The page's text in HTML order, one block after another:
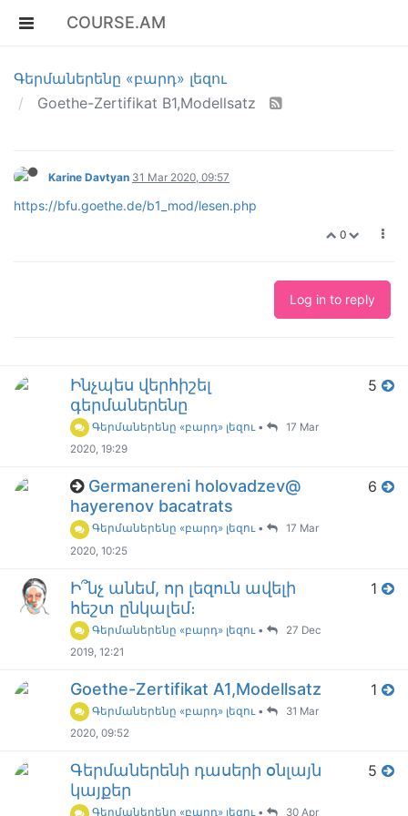
COURSE.AM
Գերմաներենը «բարդ» լեզու
Goethe-Zertifikat B1,Modellsatz
Karine Davtyan 31 Mar 2020, 09:57
https://bfu.goethe.de/b1_mod/lesen.php
0
Log in to reply
Ինչպես վերհիշել
գերմաներենը
Գերմաներենը «բարդ» լեզու•
17 Mar
2020, 19:29
5
Germanereni holovadzev@
hayerenov bacatrats
Գերմաներենը «բարդ» լեզու•
17 Mar
2020, 10:25
6
Ի՞նչ անեմ, որ լեզուն ավելի
հեշտ ընկալեմ։
Գերմաներենը «բարդ» լեզու •
27 Dec
2019, 12:21
1
Goethe-Zertifikat A1,Modellsatz
Գերմաներենը «բարդ» լեզու•
31 Mar
2020, 09:52
1
Գերմաներենի դասերի օնլայն
կայքեր
Գերմաներենը «բարդ» լեզու• 30 Apr
5